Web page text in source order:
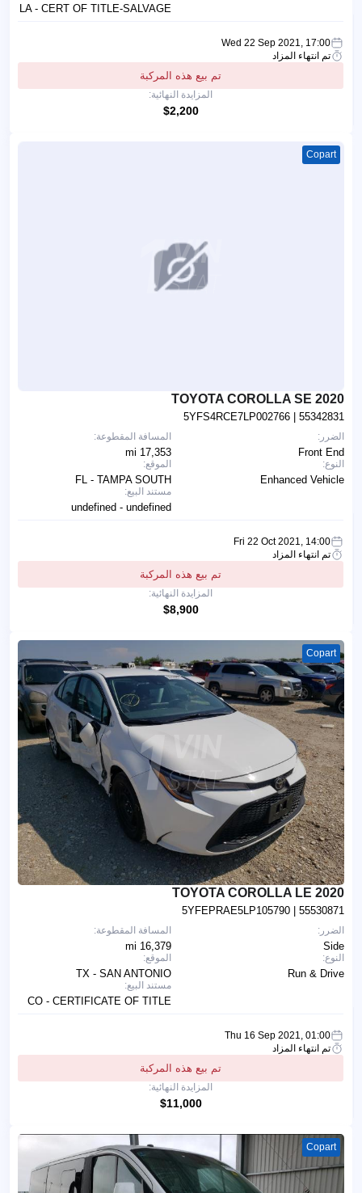
LA - CERT OF TITLE-SALVAGE
Wed 22 Sep 2021, 17:00
تم انتهاء المزاد
تم بيع هذه المركبة
المزايدة النهائية:
$2,200
Copart
2020 TOYOTA COROLLA SE
5YFS4RCE7LP002766 | 55342831
المسافة المقطوعة:
17,353 mi
الموقع:
FL - TAMPA SOUTH
مستند البيع:
undefined - undefined
الضرر:
Front End
النوع:
Enhanced Vehicle
Fri 22 Oct 2021, 14:00
تم انتهاء المزاد
تم بيع هذه المركبة
المزايدة النهائية:
$8,900
Copart
2020 TOYOTA COROLLA LE
5YFEPRAE5LP105790 | 55530871
المسافة المقطوعة:
16,379 mi
الموقع:
TX - SAN ANTONIO
مستند البيع:
CO - CERTIFICATE OF TITLE
الضرر:
Side
النوع:
Run & Drive
Thu 16 Sep 2021, 01:00
تم انتهاء المزاد
تم بيع هذه المركبة
المزايدة النهائية:
$11,000
Copart